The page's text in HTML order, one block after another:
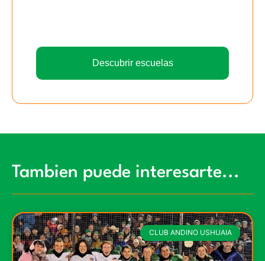
Descubrir escuelas
Tambien puede interesarte...
CLUB ANDINO USHUAIA